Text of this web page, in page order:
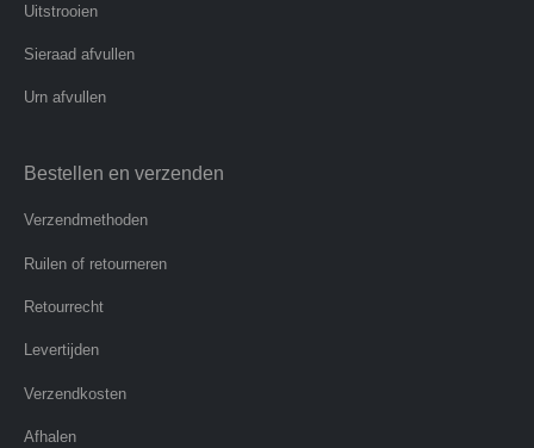
Uitstrooien
Sieraad afvullen
Urn afvullen
Bestellen en verzenden
Verzendmethoden
Ruilen of retourneren
Retourrecht
Levertijden
Verzendkosten
Afhalen